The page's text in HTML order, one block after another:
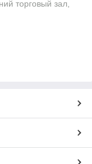
торговый зал,